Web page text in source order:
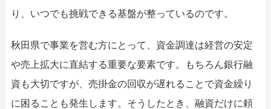
り、いつでも挑戦できる基盤が整っているのです。
秋田県で事業を営む方にとって、資金調達は経営の安定
や売上拡大に直結する重要な要素です。もちろん銀行融
資も大切ですが、売掛金の回収が遅れることで資金繰り
に困ることも発生します。そうしたとき、融資だけに頼